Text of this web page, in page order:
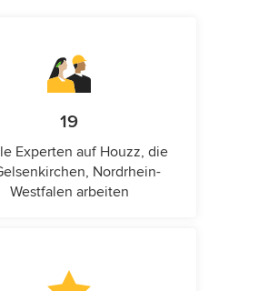
19
Experten auf Houzz, die
Nordrhein-
Westfalen arbeiten